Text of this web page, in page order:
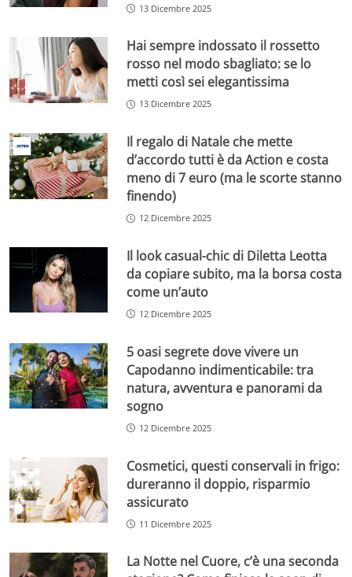
13 Dicembre 2025
Hai sempre indossato il rossetto
rosso nel modo sbagliato: se lo
metti così sei elegantissima
13 Dicembre 2025
Il regalo di Natale che mette
d’accordo tutti è da Action e costa
meno di 7 euro (ma le scorte stanno
finendo)
12 Dicembre 2025
Il look casual-chic di Diletta Leotta
da copiare subito, ma la borsa costa
come un’auto
12 Dicembre 2025
5 oasi segrete dove vivere un
Capodanno indimenticabile: tra
natura, avventura e panorami da
sogno
12 Dicembre 2025
Cosmetici, questi conservali in frigo:
dureranno il doppio, risparmio
assicurato
11 Dicembre 2025
La Notte nel Cuore, c’è una seconda